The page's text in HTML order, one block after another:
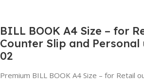
BILL BOOK A4 Size – for
Counter Slip and Personal
02
Premium BILL BOOK A4 Size – for Retail